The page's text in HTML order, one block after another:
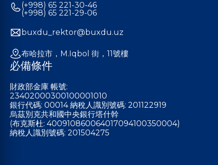
(+998) 65 221-30-46
(+998) 65 221-29-06
buxdu_rektor@buxdu.uz
布哈拉市，M.Iqbol 街，11號樓
必備條件
財政部金庫 帳號:
23402000300100001010
銀行代碼: 00014 納稅人識別號碼: 201122919
烏茲別克共和國中央銀行塔什幹
(布克斯杜: 400910860064017094100350004)
納稅人識別號碼: 201504275